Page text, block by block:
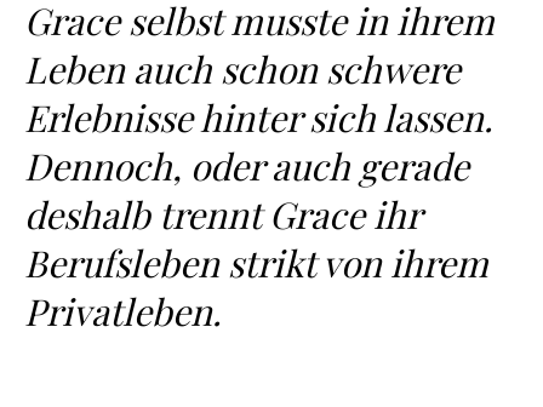
Grace selbst musste in ihrem
Leben auch schon schwere
Erlebnisse hinter sich lassen.
Dennoch, oder auch gerade
deshalb trennt Grace ihr
Berufsleben strikt von ihrem
Privatleben.